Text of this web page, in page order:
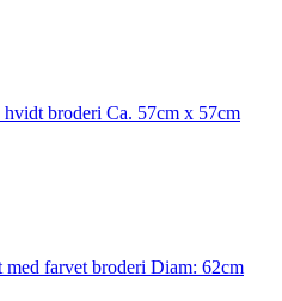
broderi Ca. 57cm x 57cm
farvet broderi Diam: 62cm